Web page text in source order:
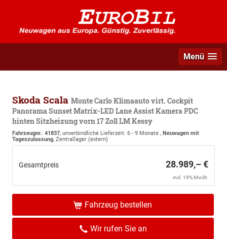
Menü
Skoda Scala Monte Carlo Klimaauto virt. Cockpit
Panorama Sunset Matrix-LED Lane Assist Kamera PDC
hinten Sitzheizung vorn 17 Zoll LM Kessy
Fahrzeugnr.: 41837, unverbindliche Lieferzeit: 6 - 9 Monate , Neuwagen mit
Tageszulassung, Zentrallager (extern)
Gesamtpreis 28.989,– €
incl. 19% MwSt.
Fahrzeug bestellen
Wir rufen Sie an